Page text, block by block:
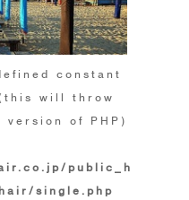
constant
will throw
of PHP)
public_html/
single.php